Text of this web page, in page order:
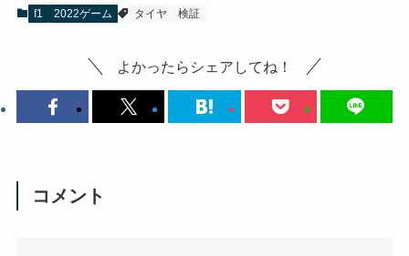
f1 2022ゲーム タイヤ 検証
よかったらシェアしてね！
コメント